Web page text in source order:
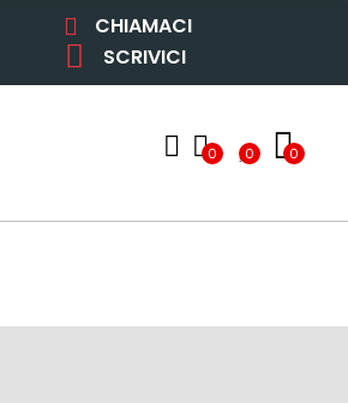
CHIAMACI
SCRIVICI
0 0 0